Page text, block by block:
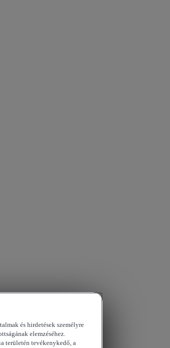
és hirdetések személyre
elemzéséhez.
területén tevékenykedő, a